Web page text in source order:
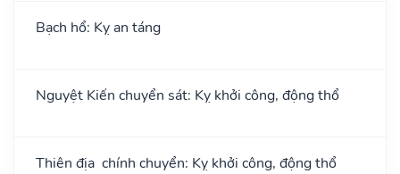
Bạch hổ: Kỵ an táng
Nguyệt Kiến chuyển sát: Kỵ khởi công, động thổ
Thiên địa chính chuyển: Kỵ khởi công, động thổ